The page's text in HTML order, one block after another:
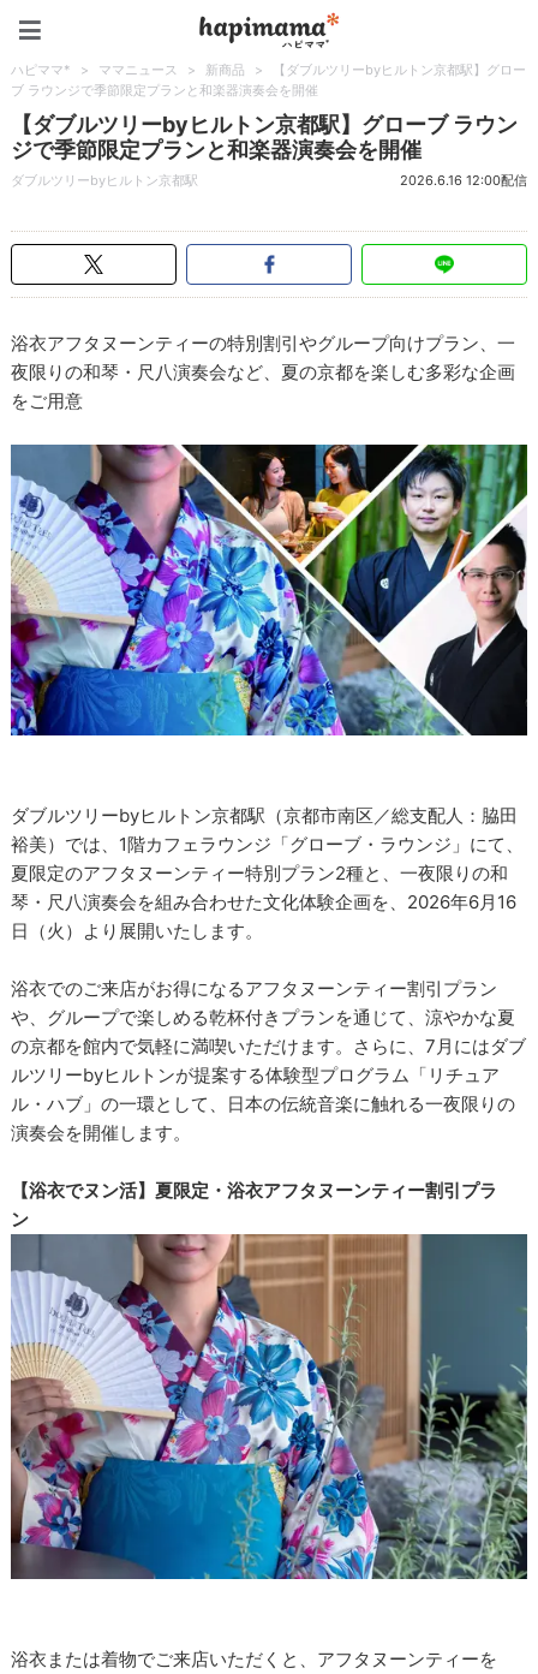
ハピママ* > ママニュース > 新商品 >
【ダブルツリーbyヒルトン京都駅】グロー
ブ ラウンジで季節限定プランと和楽器演奏会を開催
【ダブルツリーbyヒルトン京都駅】グローブ ラウン
ジで季節限定プランと和楽器演奏会を開催
ダブルツリーbyヒルトン京都駅 2026.6.16 12:00配信
浴衣アフタヌーンティーの特別割引やグループ向けプラン、一
夜限りの和琴・尺八演奏会など、夏の京都を楽しむ多彩な企画
をご用意
ダブルツリーbyヒルトン京都駅（京都市南区／総支配人：脇田
裕美）では、1階カフェラウンジ「グローブ・ラウンジ」にて、
夏限定のアフタヌーンティー特別プラン2種と、一夜限りの和
琴・尺八演奏会を組み合わせた文化体験企画を、2026年6月16
日（火）より展開いたします。
浴衣でのご来店がお得になるアフタヌーンティー割引プラン
や、グループで楽しめる乾杯付きプランを通じて、涼やかな夏
の京都を館内で気軽に満喫いただけます。さらに、7月にはダブ
ルツリーbyヒルトンが提案する体験型プログラム「リチュア
ル・ハブ」の一環として、日本の伝統音楽に触れる一夜限りの
演奏会を開催します。
【浴衣でヌン活】夏限定・浴衣アフタヌーンティー割引プラ
ン
浴衣または着物でご来店いただくと、アフタヌーンティーを